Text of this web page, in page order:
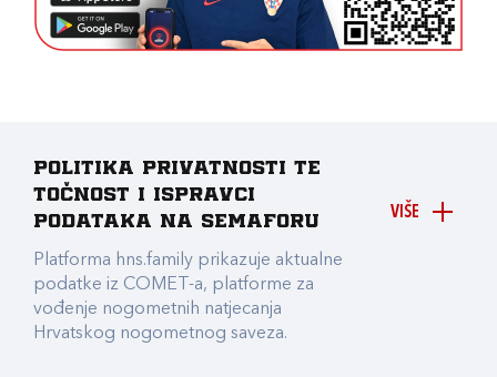
VIŠE
Politika privatnosti te
točnost i ispravci
podataka na Semaforu
Platforma hns.family prikazuje aktualne
podatke iz COMET-a, platforme za
vođenje nogometnih natjecanja
Hrvatskog nogometnog saveza.